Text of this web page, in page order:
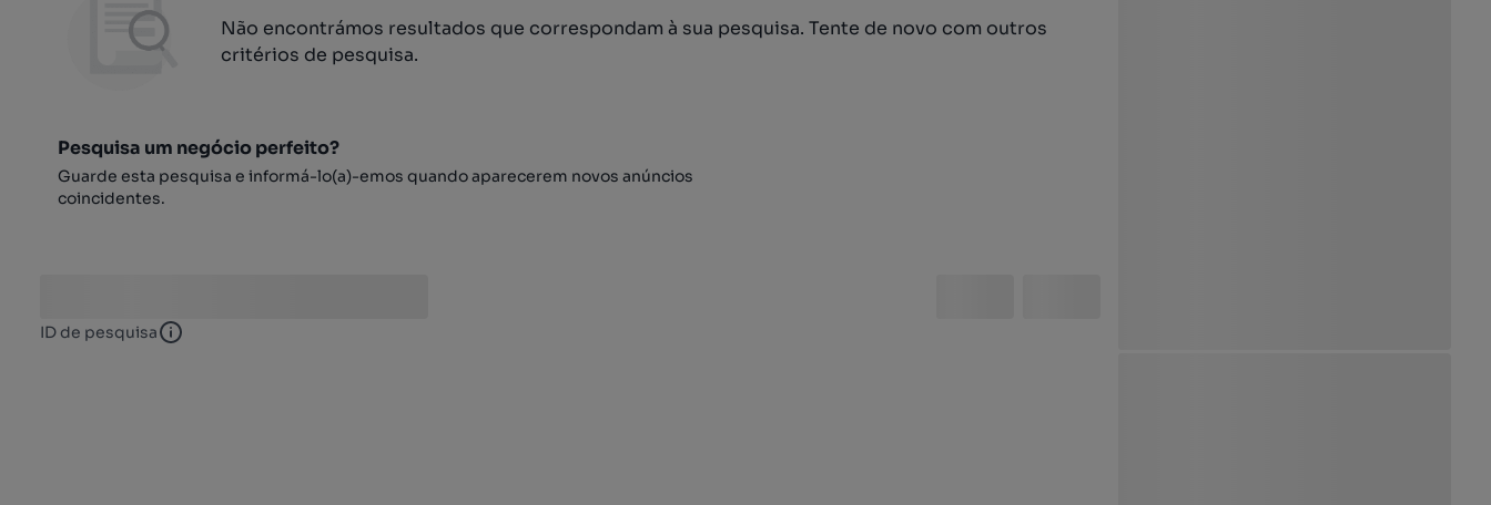
Não encontrámos resultados que correspondam à sua pesquisa. Tente de novo com outros
critérios de pesquisa.
Pesquisa um negócio perfeito?
Guarde esta pesquisa e informá-lo(a)-emos quando aparecerem novos anúncios
coincidentes.
ID de pesquisa ID de pesquisa